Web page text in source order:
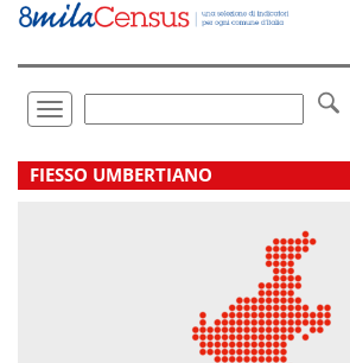
Vai
direttamente
Toggle
navigation
.
FIESSO UMBERTIANO